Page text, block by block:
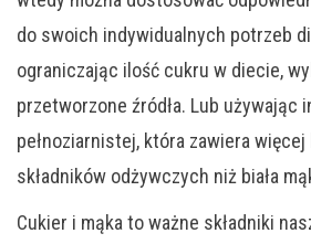
do swoich indywidualnych potrzeb
ograniczając ilość cukru w diecie,
przetworzone źródła. Lub używając
pełnoziarnistej, która zawiera więcej
składników odżywczych niż biała
Cukier i mąka to ważne składniki